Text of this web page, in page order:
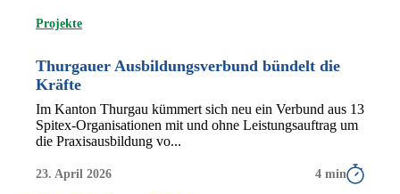
Projekte
Thurgauer Ausbildungsverbund bündelt die
Kräfte
Im Kanton Thurgau kümmert sich neu ein Verbund aus 13
Spitex-Organisationen mit und ohne Leistungsauftrag um
die Praxisausbildung vo...
23. April 2026 4 min